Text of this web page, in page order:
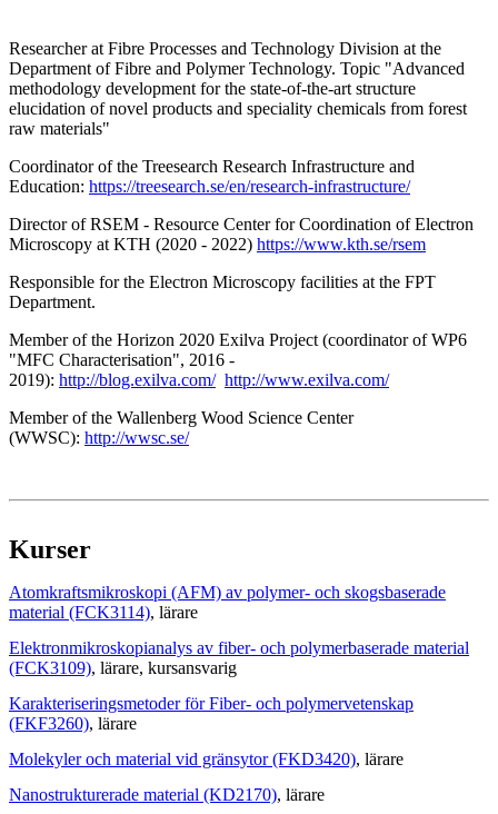
Researcher at Fibre Processes and Technology Division at the
Department of Fibre and Polymer Technology. Topic "Advanced
methodology development for the state-of-the-art structure
elucidation of novel products and speciality chemicals from forest
raw materials"
Coordinator of the Treesearch Research Infrastructure and
Education: https://treesearch.se/en/research-infrastructure/
Director of RSEM - Resource Center for Coordination of Electron
Microscopy at KTH (2020 - 2022) https://www.kth.se/rsem
Responsible for the Electron Microscopy facilities at the FPT
Department.
Member of the Horizon 2020 Exilva Project (coordinator of WP6
"MFC Characterisation", 2016 -
2019): http://blog.exilva.com/ http://www.exilva.com/
Member of the Wallenberg Wood Science Center
(WWSC): http://wwsc.se/
Kurser
Atomkraftsmikroskopi (AFM) av polymer- och skogsbaserade
material (FCK3114), lärare
Elektronmikroskopianalys av fiber- och polymerbaserade material
(FCK3109), lärare, kursansvarig
Karakteriseringsmetoder för Fiber- och polymervetenskap
(FKF3260), lärare
Molekyler och material vid gränsytor (FKD3420), lärare
Nanostrukturerade material (KD2170), lärare